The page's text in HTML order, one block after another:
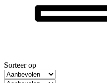
Sorteer op